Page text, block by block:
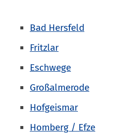
Bad Hersfeld
Fritzlar
Eschwege
Großalmerode
Hofgeismar
Homberg / Efze